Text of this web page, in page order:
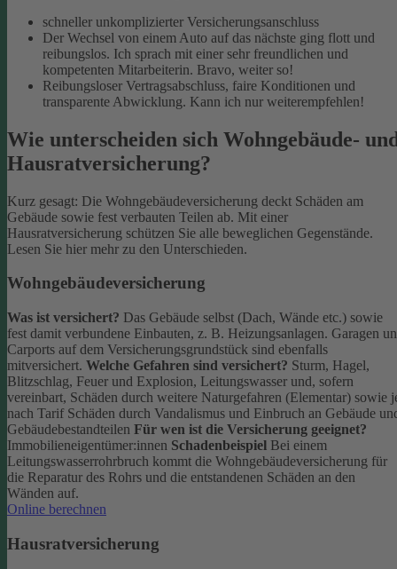
schneller unkomplizierter Versicherungsanschluss
Der Wechsel von einem Auto auf das nächste ging flott und
reibungslos. Ich sprach mit einer sehr freundlichen und
kompetenten Mitarbeiterin. Bravo, weiter so!
Reibungsloser Vertragsabschluss, faire Konditionen und
transparente Abwicklung. Kann ich nur weiterempfehlen!
Wie unterscheiden sich Wohngebäude-
Hausratversicherung?
Kurz gesagt: Die Wohngebäudeversicherung deckt Schäden am
Gebäude sowie fest verbauten Teilen ab. Mit einer
Hausratversicherung schützen Sie alle beweglichen Gegenstände.
Lesen Sie hier mehr zu den Unterschieden.
Wohngebäudeversicherung
Was ist versichert? Das Gebäude selbst (Dach, Wände etc.) sowie
fest damit verbundene Einbauten, z. B. Heizungsanlagen. Garagen
Carports auf dem Versicherungsgrundstück sind ebenfalls
mitversichert. Welche Gefahren sind versichert? Sturm, Hagel,
Blitzschlag, Feuer und Explosion, Leitungswasser und, sofern
vereinbart, Schäden durch weitere Naturgefahren (Elementar) sowie
nach Tarif Schäden durch Vandalismus und Einbruch an Gebäude
Gebäudebestandteilen Für wen ist die Versicherung geeignet?
Immobilieneigentümer:innen Schadenbeispiel Bei einem
Leitungswasserrohrbruch kommt die Wohngebäudeversicherung für
die Reparatur des Rohrs und die entstandenen Schäden an den
Wänden auf.
Online berechnen
Hausratversicherung